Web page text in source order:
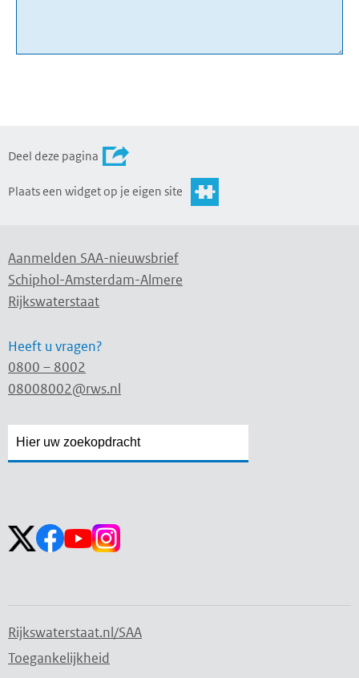
Deel deze pagina
Plaats een widget op je eigen site
Aanmelden SAA-nieuwsbrief
Schiphol-Amsterdam-Almere
Rijkswaterstaat
Heeft u vragen?
0800 – 8002
08008002@rws.nl
Rijkswaterstaat.nl/SAA
Toegankelijkheid